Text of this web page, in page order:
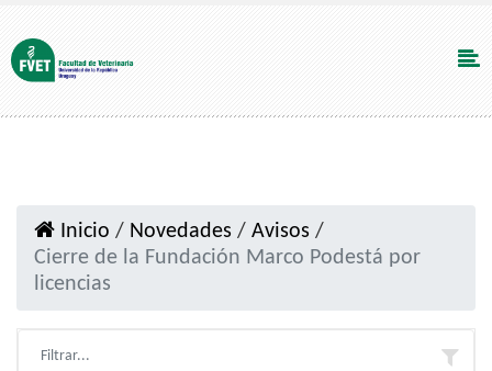
Inicio / Novedades / Avisos /
Cierre de la Fundación Marco Podestá por
licencias